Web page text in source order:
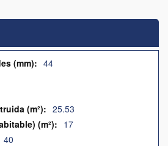
44
25.53
17
40